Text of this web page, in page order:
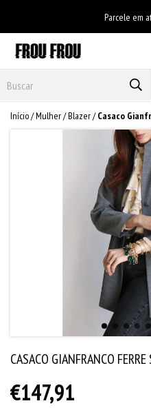
Parcele em
Início/Mulher/Blazer/ Casaco
CASACO GIANFRANCO
€147,91